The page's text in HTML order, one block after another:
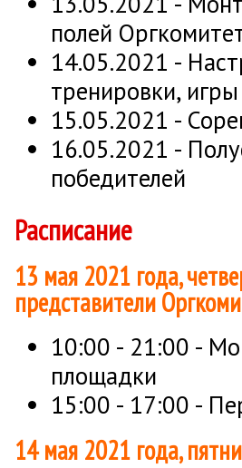
полей
14.05.2021 -
тренировки, игры
15.05.2021 -
16.05.2021 -
победителей
Расписание
13 мая 2021 года,
представители
10:00 - 21:00 -
площадки
15:00 - 17:00 -
14 мая 2021 года,